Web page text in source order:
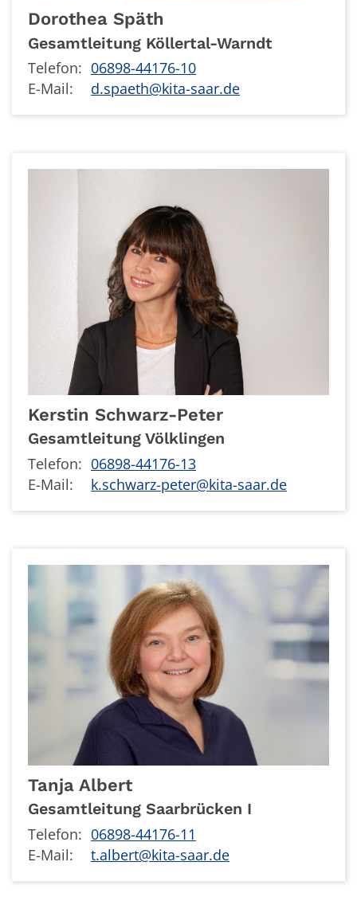
Dorothea Späth
Gesamtleitung Köllertal-Warndt
Telefon: 06898-44176-10
E-Mail:
d.spaeth@kita-saar.de
Kerstin Schwarz-Peter
Gesamtleitung Völklingen
Telefon: 06898-44176-13
E-Mail:
k.schwarz-peter@kita-saar.de
Tanja Albert
Gesamtleitung Saarbrücken I
Telefon: 06898-44176-11
E-Mail:
t.albert@kita-saar.de